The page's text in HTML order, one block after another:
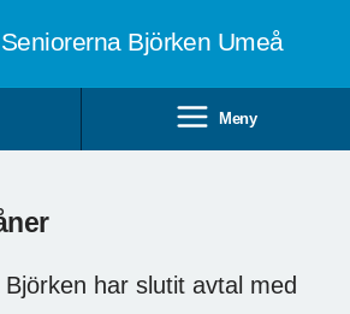
Seniorerna Björken Umeå
Meny
har slutit avtal med